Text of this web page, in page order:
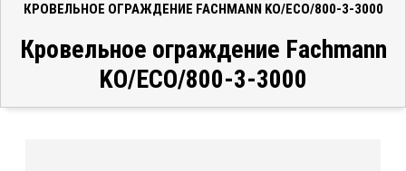
КРОВЕЛЬНОЕ ОГРАЖДЕНИЕ FACHMANN KO/ECO/800-3-3000
Кровельное ограждение Fachmann
KO/ECO/800-3-3000